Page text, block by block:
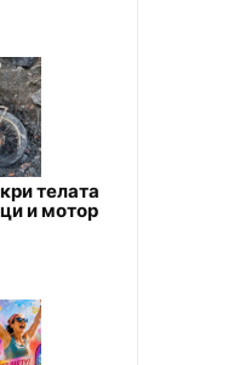
телата
и мотор